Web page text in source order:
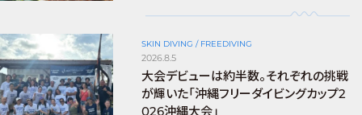
SKIN DIVING / FREEDIVING
2026.8.5
大会デビューは約半数。それぞれの挑戦
が輝いた「沖縄フリーダイビングカップ2
026沖縄大会」